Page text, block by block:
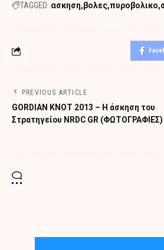
TAGGED: ασκηση βολες πυροβολικο
PREVIOUS ARTICLE
GORDIAN KNOT 2013 – H άσκηση του
Στρατηγείου NRDC GR (ΦΩΤΟΓΡΑΦΙΕΣ)